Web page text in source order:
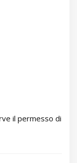
il permesso di